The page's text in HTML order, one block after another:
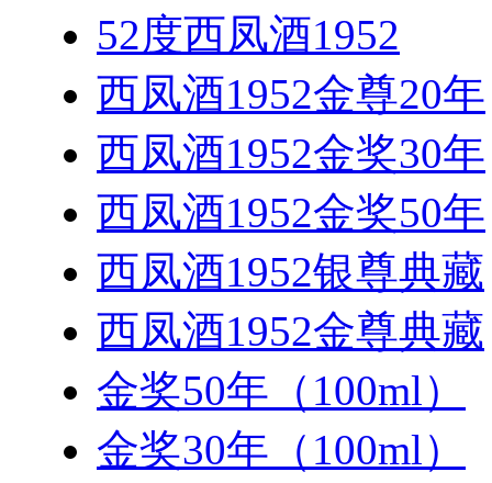
52度西凤酒1952
西凤酒1952金尊20年
西凤酒1952金奖30年
西凤酒1952金奖50年
西凤酒1952银尊典藏
西凤酒1952金尊典藏
金奖50年（100ml）
金奖30年（100ml）